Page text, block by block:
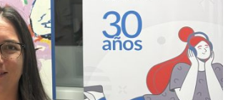
Desnudos en la morera
Villegas